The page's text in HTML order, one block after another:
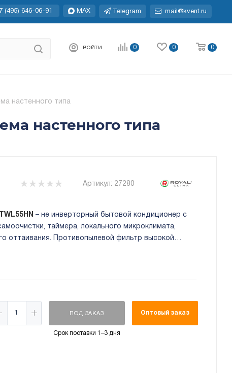
(495) 646-06-91 MAX Telegram mail@kvent.ru
ВОЙТИ 0 0 0
настенного типа
настенного типа
Артикул: 27280
– не инверторный бытовой кондиционер с
таймера, локального микроклимата,
оттаивания. Противопылевой фильтр высокой
ПОД ЗАКАЗ
Срок поставки 1–3 дня
Оптовый заказ